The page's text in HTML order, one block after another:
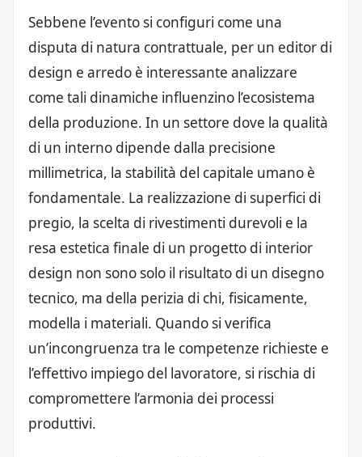
Sebbene l’evento si configuri come una
disputa di natura contrattuale, per un editor di
design e arredo è interessante analizzare
come tali dinamiche influenzino l’ecosistema
della produzione. In un settore dove la qualità
di un interno dipende dalla precisione
millimetrica, la stabilità del capitale umano è
fondamentale. La realizzazione di superfici di
pregio, la scelta di rivestimenti durevoli e la
resa estetica finale di un progetto di interior
design non sono solo il risultato di un disegno
tecnico, ma della perizia di chi, fisicamente,
modella i materiali. Quando si verifica
un’incongruenza tra le competenze richieste e
l’effettivo impiego del lavoratore, si rischia di
compromettere l’armonia dei processi
produttivi.